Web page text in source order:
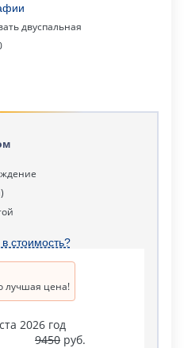
двуспальная
стоимость?
лучшая цена!
2026 год
9450 руб.